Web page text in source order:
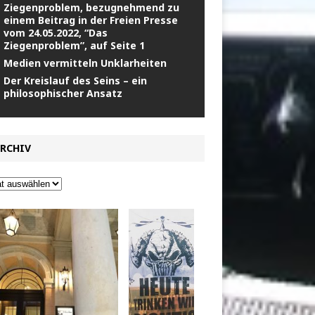
Ziegenproblem, bezugnehmend zu
einem Beitrag in der Freien Presse
vom 24.05.2022, “Das
Ziegenproblem”, auf Seite 1
Medien vermitteln Unklarheiten
Der Kreislauf des Seins – ein
philosophischer Ansatz